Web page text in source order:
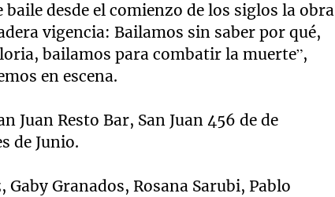
baile desde el comienzo de los siglos la obra
vigencia: Bailamos sin saber por qué,
bailamos para combatir la muerte”,
en escena.
Juan Resto Bar, San Juan 456 de de
de Junio.
Granados, Rosana Sarubi, Pablo